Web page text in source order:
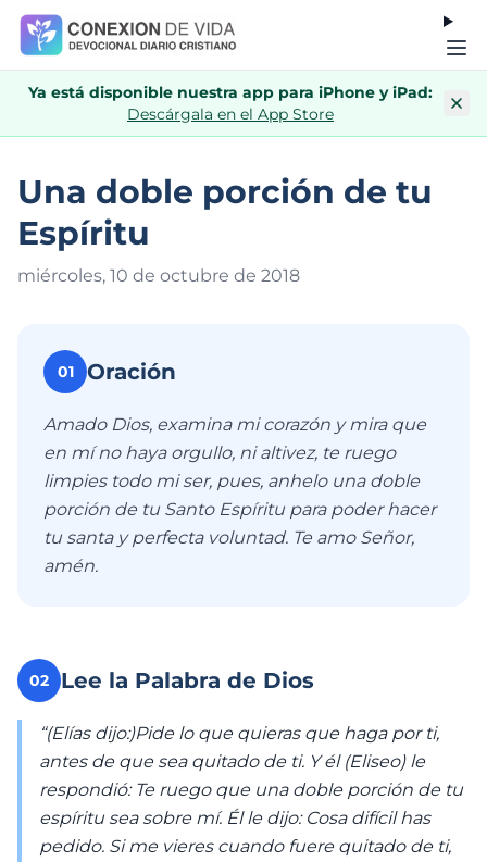
Ya está disponible nuestra app para iPhone y iPad:
Descárgala en el App Store
Una doble porción de tu
Espíritu
miércoles, 10 de octubre de 2018
01 Oración
Amado Dios, examina mi corazón y mira que
en mí no haya orgullo, ni altivez, te ruego
limpies todo mi ser, pues, anhelo una doble
porción de tu Santo Espíritu para poder hacer
tu santa y perfecta voluntad. Te amo Señor,
amén.
02 Lee la Palabra de Dios
“(Elías dijo:)Pide lo que quieras que haga por ti,
antes de que sea quitado de ti. Y él (Eliseo) le
respondió: Te ruego que una doble porción de tu
espíritu sea sobre mí. Él le dijo: Cosa difícil has
pedido. Si me vieres cuando fuere quitado de ti,